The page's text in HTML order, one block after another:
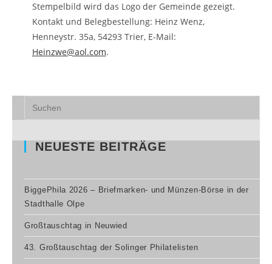
Stempelbild wird das Logo der Gemeinde gezeigt.
Kontakt und Belegbestellung: Heinz Wenz,
Henneystr. 35a, 54293 Trier, E-Mail:
Heinzwe@aol.com.
NEUESTE BEITRÄGE
BiggePhila 2026 – Briefmarken- und Münzen-Börse in der
Stadthalle Olpe
Großtauschtag in Neuwied
43. Großtauschtag der Solinger Philatelisten